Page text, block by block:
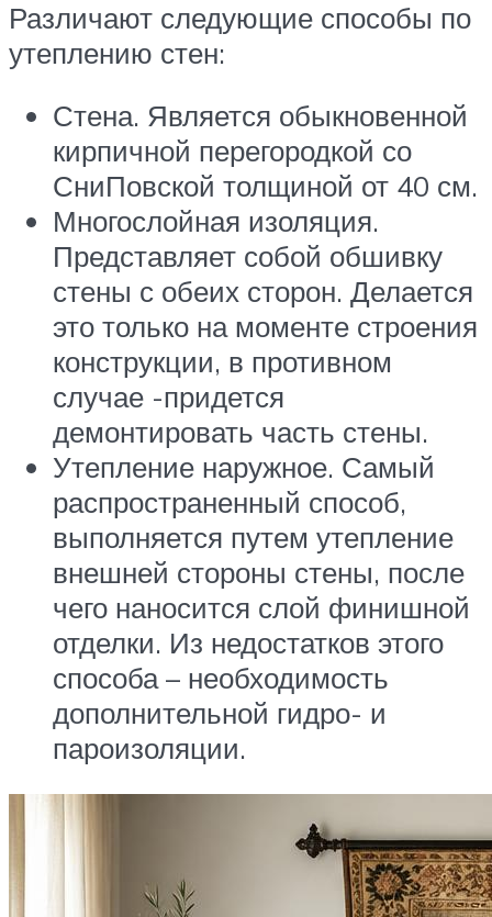
Различают следующие способы по
утеплению стен:
Стена. Является обыкновенной
кирпичной перегородкой со
СниПовской толщиной от 40 см.
Многослойная изоляция.
Представляет собой обшивку
стены с обеих сторон. Делается
это только на моменте строения
конструкции, в противном
случае -придется
демонтировать часть стены.
Утепление наружное. Самый
распространенный способ,
выполняется путем утепление
внешней стороны стены, после
чего наносится слой финишной
отделки. Из недостатков этого
способа – необходимость
дополнительной гидро- и
пароизоляции.